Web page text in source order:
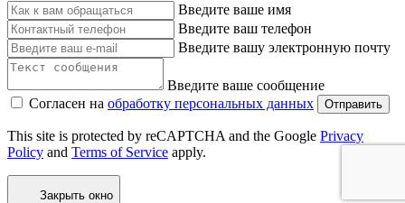
Введите ваше имя
Введите ваш телефон
Введите вашу электронную почту
Введите ваше сообщение
Согласен на обработку персональных данных Отправить
This site is protected by reCAPTCHA and the Google Privacy
Policy and Terms of Service apply.
Закрыть окно